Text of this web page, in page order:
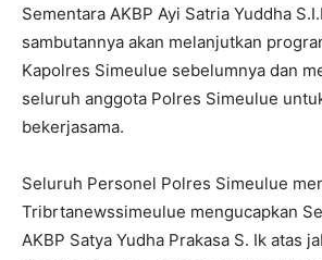
Sementara AKBP Ayi Satria Yuddha
sambutannya akan melanjutkan
Kapolres Simeulue sebelumnya dan
seluruh anggota Polres Simeulue
bekerjasama.
Seluruh Personel Polres Simeulue
Tribrtanewssimeulue mengucapkan
AKBP Satya Yudha Prakasa S. Ik atas